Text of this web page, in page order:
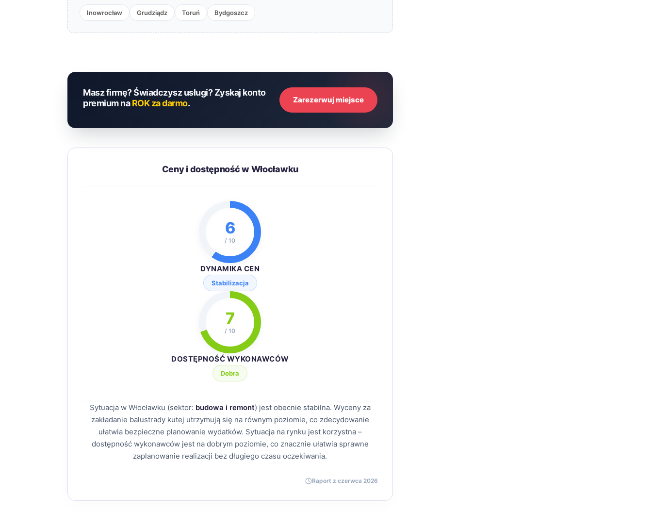
Inowrocław Grudziądz Toruń Bydgoszcz
Masz firmę? Świadczysz usługi? Zyskaj konto
premium naROK za darmo. Zarezerwuj miejsce
Ceny i dostępność w Włocławku
6
/ 10
DYNAMIKA CEN
Stabilizacja
7
/ 10
DOSTĘPNOŚĆ WYKONAWCÓW
Dobra
Sytuacja w Włocławku (sektor: budowa i remont) jest obecnie stabilna. Wyceny za
zakładanie balustrady kutej utrzymują się na równym poziomie, co zdecydowanie
ułatwia bezpieczne planowanie wydatków. Sytuacja na rynku jest korzystna –
dostępność wykonawców jest na dobrym poziomie, co znacznie ułatwia sprawne
zaplanowanie realizacji bez długiego czasu oczekiwania.
Raport z czerwca 2026